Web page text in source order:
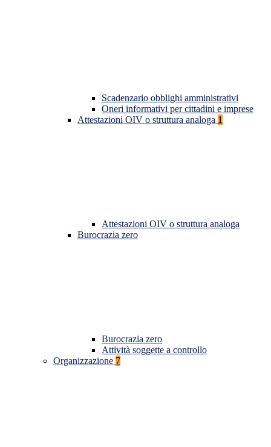
Scadenzario obblighi amministrativi
Oneri informativi per cittadini e imprese
Attestazioni OIV o struttura analoga 1
Attestazioni OIV o struttura analoga
Burocrazia zero
Burocrazia zero
Attività soggette a controllo
Organizzazione 7